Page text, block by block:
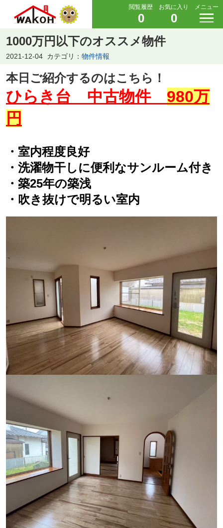
閲覧履歴
0
お気に入り
0
メニュー
1000万円以下のオススメ物件
2021-12-04 カテゴリ： 物件情報
本日ご紹介するのはこちら！
ひらき台 中古物件 980万
円
・室内程度良好
・洗濯物干しに便利なサンルーム付き
・築25年の築浅
・吹き抜けで明るい室内